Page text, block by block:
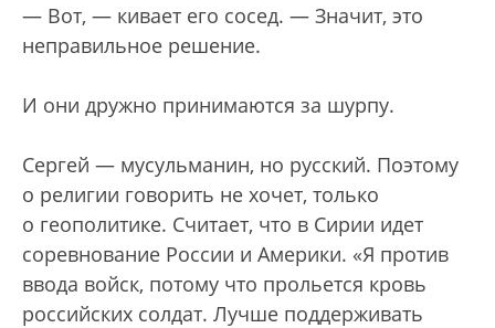
— Вот, — кивает его сосед. — Значит, это
неправильное решение.
И они дружно принимаются за шурпу.
Сергей — мусульманин, но русский. Поэтому
о религии говорить не хочет, только
о геополитике. Считает, что в Сирии идет
соревнование России и Америки. «Я против
ввода войск, потому что прольется кровь
российских солдат. Лучше поддерживать